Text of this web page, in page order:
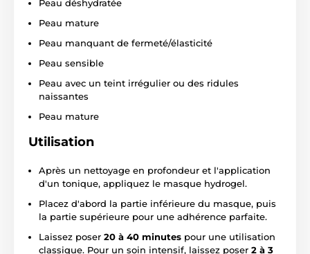
Peau déshydratée
Peau mature
Peau manquant de fermeté/élasticité
Peau sensible
Peau avec un teint irrégulier ou des ridules
naissantes
Peau mature
Utilisation
Après un nettoyage en profondeur et l'application
d'un tonique, appliquez le masque hydrogel.
Placez d'abord la partie inférieure du masque, puis
la partie supérieure pour une adhérence parfaite.
Laissez poser 20 à 40 minutes pour une utilisation
classique. Pour un soin intensif, laissez poser 2 à 3